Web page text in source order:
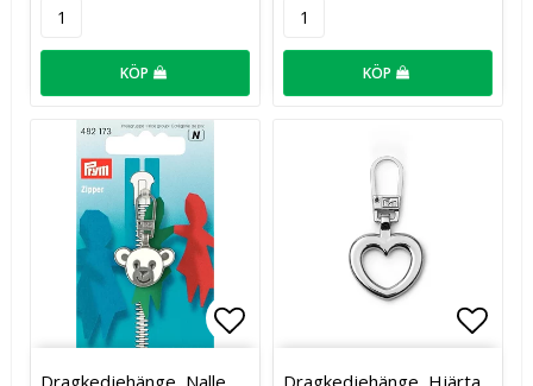
KÖP KÖP
Lägg till i favoritlistan
Dragkedjehänge, Nalle Dragkedjehänge, Hjärta